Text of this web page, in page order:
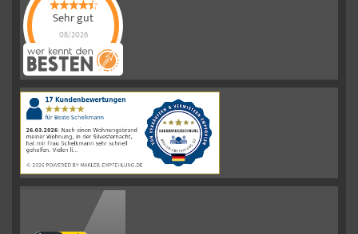
Sehr gut
08/2026
Schelkmann
Immobilienhat
|110Schelkmann
ImmobilienBewertungen
auf
werkenntdenBESTEN.de